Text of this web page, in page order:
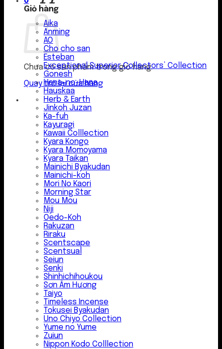
Giỏ hàng
Chưa có sản phẩm trong giỏ hàng.
Quay trở lại cửa hàng
Aika
Anming
AO
Cho cho san
Esteban
Exceptional Superior Collectors’ Collection
Gonesh
Hana-no-Hana
Hauskaa
Herb & Earth
Jinkoh Juzan
Ka-fuh
Kayuragi
Kawaii Colllection
Kyara Kongo
Kyara Momoyama
Kyara Taikan
Mainichi Byakudan
Mainichi-koh
Mori No Kaori
Morning Star
Mou Mou
Niji
Oedo-Koh
Rakuzan
Riraku
Scentscape
Scentsual
Seiun
Senki
Shinhichihoukou
Sơn Âm Hương
Taiyo
Timeless Incense
Tokusei Byakudan
Uno Chiyo Collection
Yume no Yume
Zuiun
Nippon Kodo Colllection